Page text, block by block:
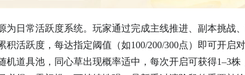
为日常活跃度系统。玩家通过完成主线推进、副本挑战
积活跃度，每达指定阈值（如100/200/300点）即可开启
机道具池，同心草出现概率适中，每次开启可获得1–3株